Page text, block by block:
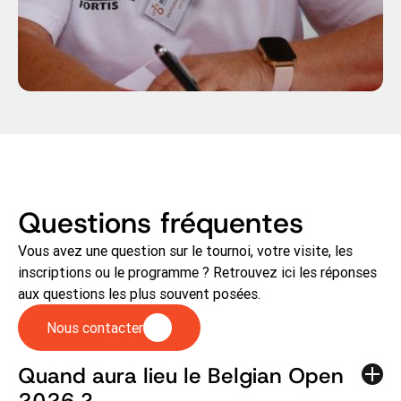
Questions fréquentes
Vous avez une question sur le tournoi, votre visite, les
inscriptions ou le programme ? Retrouvez ici les réponses
aux questions les plus souvent posées.
Nous contacter
Quand aura lieu le Belgian Open